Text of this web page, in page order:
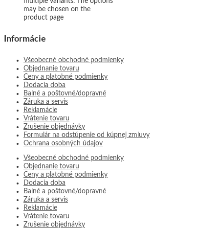
may be chosen on the
product page
Informácie
Všeobecné obchodné podmienky
Objednanie tovaru
Ceny a platobné podmienky
Dodacia doba
Balné a poštovné/dopravné
Záruka a servis
Reklamácie
Vrátenie tovaru
Zrušenie objednávky
Formulár na odstúpenie od kúpnej zmluvy
Ochrana osobných údajov
Všeobecné obchodné podmienky
Objednanie tovaru
Ceny a platobné podmienky
Dodacia doba
Balné a poštovné/dopravné
Záruka a servis
Reklamácie
Vrátenie tovaru
Zrušenie objednávky